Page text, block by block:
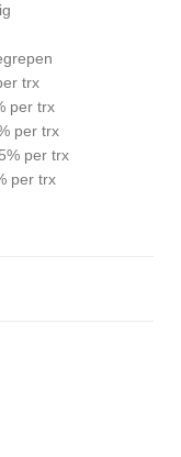
trx
per trx
per trx
per trx
per trx